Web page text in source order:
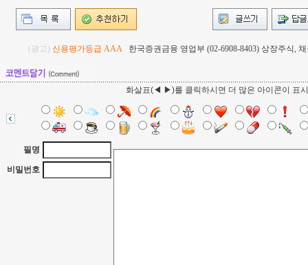
(광고) 신용평가등급 AAA 한국증권금융 영업부 (02-6908-8403) 상장주식,
화살표(◀ ▶)를 클릭하시면 더 많은 아이콘이 표
필명
비밀번호